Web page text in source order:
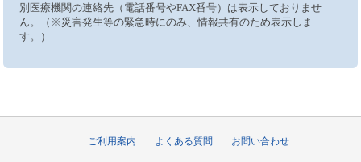
別医療機関の連絡先（電話番号やFAX番号）は表示しておりませ
ん。（※災害発生等の緊急時にのみ、情報共有のため表示しま
す。）
ご利用案内 よくある質問 お問い合わせ